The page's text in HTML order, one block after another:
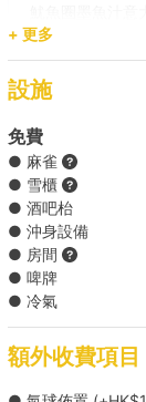
泰式椰香馬莎文
煙三文魚蛋白炒
日式吉士忌廉泡
*12月後菜單內
材購買及存貨等
10人到會 X
10人到會 X
20人到會 X
+ 更多
設施
免費
● 麻雀
● 雪櫃
● 酒吧枱
● 沖身設備
● 房間
● 啤牌
● 冷氣
額外收費項目